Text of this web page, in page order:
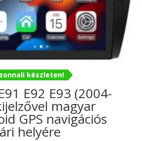
készleten!
E92 E93 (2004-
magyar
GPS navigációs
helyére